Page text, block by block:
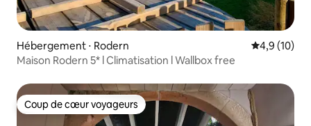
Hébergement ⋅ Rodern Évaluation
4,9 (10)
Maison Rodern 5* l Climatisation l Wallbox free
Coup de cœur voyageurs
Coup de cœur voyageurs